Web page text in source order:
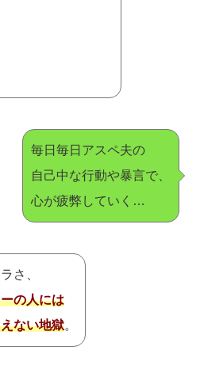
毎日毎日アスペ夫の
自己中な行動や暴言で、
心が疲弊していく…
さ、
の人には
ない地獄。